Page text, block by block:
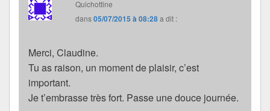
Quichottine
dans05/07/2015 à 08:28a dit :
Merci, Claudine.
Tu as raison, un moment de plaisir, c’est
important.
Je t’embrasse très fort. Passe une douce journée.